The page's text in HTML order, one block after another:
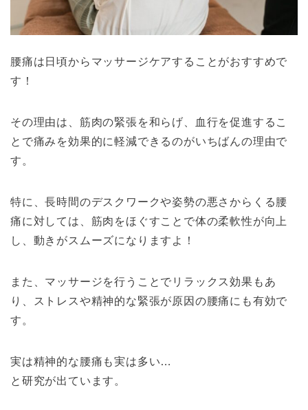
腰痛は日頃からマッサージケアすることがおすすめで
す！
その理由は、筋肉の緊張を和らげ、血行を促進するこ
とで痛みを効果的に軽減できるのがいちばんの理由で
す。
特に、長時間のデスクワークや姿勢の悪さからくる腰
痛に対しては、筋肉をほぐすことで体の柔軟性が向上
し、動きがスムーズになりますよ！
また、マッサージを行うことでリラックス効果もあ
り、ストレスや精神的な緊張が原因の腰痛にも有効で
す。
実は精神的な腰痛も実は多い…
と研究が出ています。